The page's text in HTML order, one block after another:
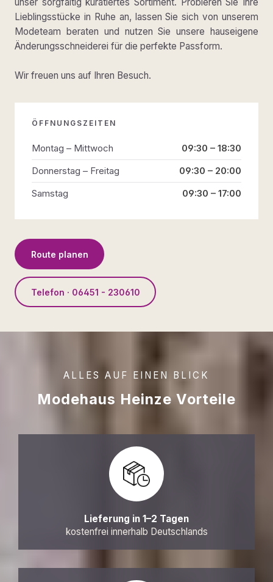
Lieblingsstücke in Ruhe an, lassen Sie sich von unserem
Modeteam beraten und nutzen Sie unsere hauseigene
Änderungsschneiderei für die perfekte Passform.
Wir freuen uns auf Ihren Besuch.
ÖFFNUNGSZEITEN
Montag – Mittwoch
09:30 – 18:30
Donnerstag – Freitag
09:30 – 20:00
Samstag
09:30 – 17:00
Route planen
Telefon · 06451 - 230610
ALLES AUF EINEN BLICK
Modehaus Heinze Vorteile
Lieferung in 1–2 Tagen
kostenfrei innerhalb Deutschlands